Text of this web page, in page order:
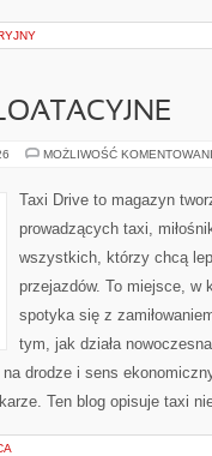
MOŻLIWOŚĆ
Taxi Drive to magazyn
prowadzących taxi,
wszystkich, którzy chcą
przejazdów. To miejsce, w
spotyka się z
tym, jak działa
drodze i sens
Ten blog opisuje taxi